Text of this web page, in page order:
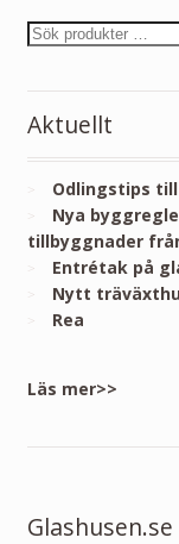
Aktuellt
Odlingstips
Nya
tillbyggnader
Entrétak på
Nytt
Rea
Läs mer>>
Glashusen.se